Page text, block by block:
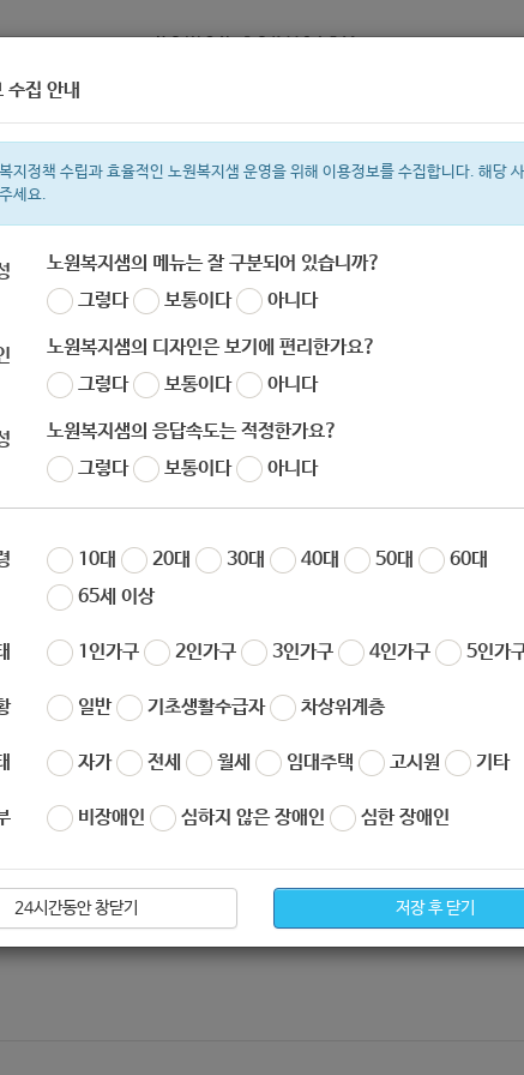
복지서비스 신청 복지
복지관 지원금 이용시설 ìº 성민복지관
수집 안내
지정책 수립과 효율적인 노원복지샘 운영을 위해 이용정보를 수집합니다. 해당
세요.
노원복지샘의 메뉴는 잘 구분되어 있습니까?
그렇다
보통이다 아니다
노원복지샘의 디자인은 보기에 편리한가요?
그렇다
보통이다 아니다
노원복지샘의 응답속도는 적정한가요?
그렇다
보통이다 아니다
10대 20대 30대 40대 50대
60대
65세 이상
1인가구 2인가구 3인가구 4인가구 5인가
일반 기초생활수급자 차상위계층
자가 전세 월세 임대주택 고시원 기타
비장애인 심하지 않은 장애인 심한 장애인
24시간동안 창닫기 저장 후 닫기